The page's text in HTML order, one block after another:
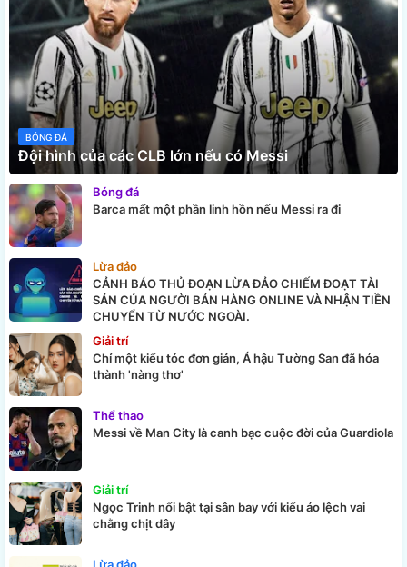
BÓNG ĐÁ
Đội hình của các CLB lớn nếu có Messi
Bóng đá
Barca mất một phần linh hồn nếu Messi ra đi
Lừa đảo
CẢNH BÁO THỦ ĐOẠN LỪA ĐẢO CHIẾM ĐOẠT TÀI
SẢN CỦA NGƯỜI BÁN HÀNG ONLINE VÀ NHẬN TIỀN
CHUYỂN TỪ NƯỚC NGOÀI.
Giải trí
Chỉ một kiểu tóc đơn giản, Á hậu Tường San đã hóa
thành 'nàng thơ'
Thể thao
Messi về Man City là canh bạc cuộc đời của Guardiola
Giải trí
Ngọc Trinh nổi bật tại sân bay với kiểu áo lệch vai
chằng chịt dây